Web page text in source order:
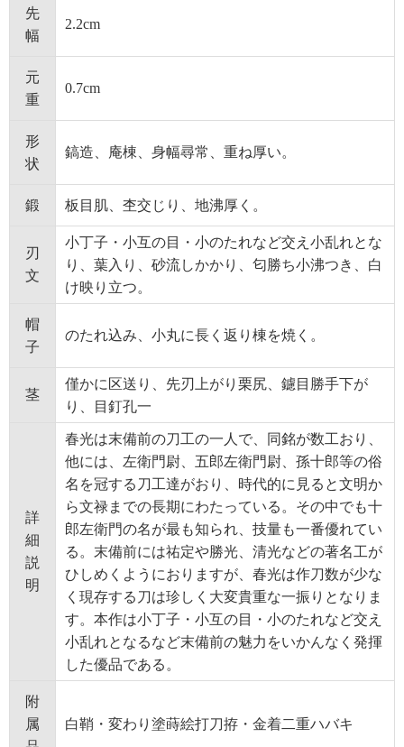
先
幅
2.2cm
元
重
0.7cm
形
状
鎬造、庵棟、身幅尋常、重ね厚い。
鍛 板目肌、杢交じり、地沸厚く。
刃
文
小丁子・小互の目・小のたれなど交え小乱れとな
り、葉入り、砂流しかかり、匂勝ち小沸つき、白
け映り立つ。
帽
子
のたれ込み、小丸に長く返り棟を焼く。
茎
僅かに区送り、先刃上がり栗尻、鑢目勝手下が
り、目釘孔一
詳
細
説
明
春光は末備前の刀工の一人で、同銘が数工おり、
他には、左衛門尉、五郎左衛門尉、孫十郎等の俗
名を冠する刀工達がおり、時代的に見ると文明か
ら文禄までの長期にわたっている。その中でも十
郎左衛門の名が最も知られ、技量も一番優れてい
る。末備前には祐定や勝光、清光などの著名工が
ひしめくようにおりますが、春光は作刀数が少な
く現存する刀は珍しく大変貴重な一振りとなりま
す。本作は小丁子・小互の目・小のたれなど交え
小乱れとなるなど末備前の魅力をいかんなく発揮
した優品である。
附
属
白鞘・変わり塗蒔絵打刀拵・金着二重ハバキ